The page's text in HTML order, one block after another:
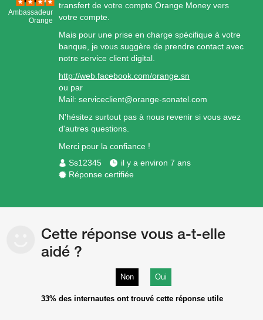
Ambassadeur
Orange
transfert de votre compte Orange Money vers
votre compte.
Mais pour une prise en charge spécifique à votre
banque, je vous suggère de prendre contact avec
notre service client digital.
http://web.facebook.com/orange.sn
ou par
Mail: serviceclient@orange-sonatel.com
N'hésitez surtout pas à nous revenir si vous avez
d'autres questions.
Merci pour la confiance !
Ss12345
il y a environ 7 ans
Réponse certifiée
Cette réponse vous a-t-elle
aidé ?
Non Oui
33% des internautes ont trouvé cette réponse utile